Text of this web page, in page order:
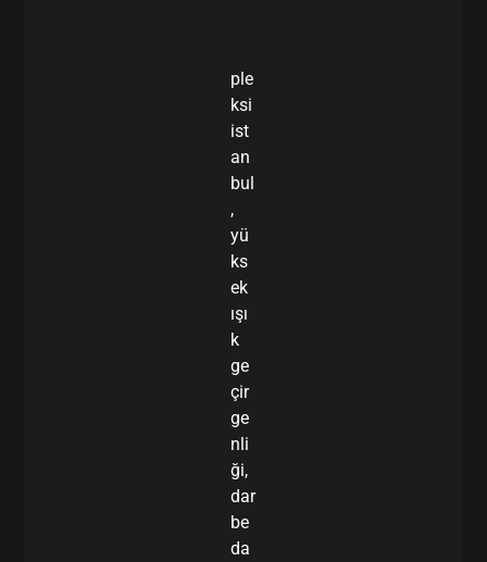
ple
ksi
ist
an
bul
,
yü
ks
ek
ışı
k
ge
çir
ge
nli
ği,
dar
be
da